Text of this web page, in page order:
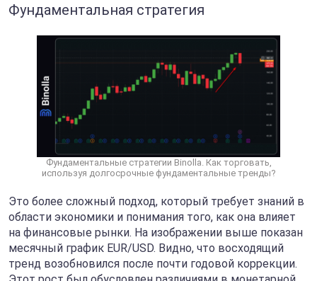
Фундаментальная стратегия
Фундаментальные стратегии Binolla. Как торговать,
используя долгосрочные фундаментальные тренды?
Это более сложный подход, который требует знаний в
области экономики и понимания того, как она влияет
на финансовые рынки. На изображении выше показан
месячный график EUR/USD. Видно, что восходящий
тренд возобновился после почти годовой коррекции.